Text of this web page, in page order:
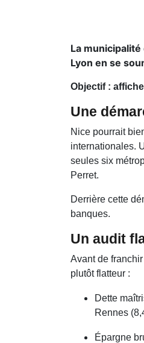
La
Lyon en se
Objectif :
Une
Nice pourrait
internationales.
seules six
Perret.
Derrière cette
banques.
Un audit
Avant de
plutôt flatteur :
Dette
Rennes
Épargne